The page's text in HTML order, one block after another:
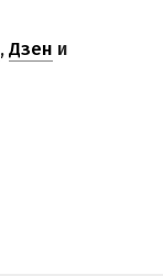
,Дзен и